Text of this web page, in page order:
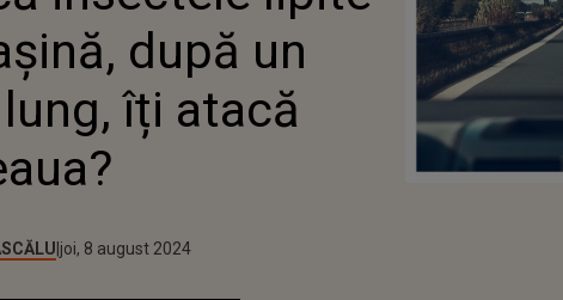
după un
îți atacă
Publicat:
marți, 8 august 2023
Actualizat:
joi, 8 august 2024